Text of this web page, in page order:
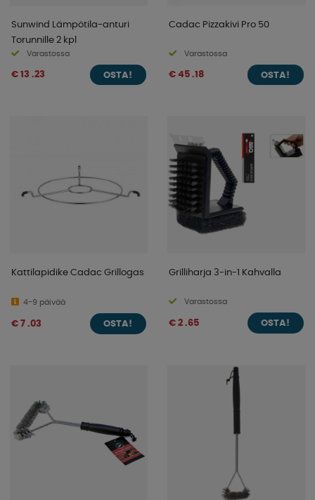
Sunwind Lämpötila-anturi
Torunnille 2 kpl
Varastossa
€ 13 .23 OSTA!
Cadac Pizzakivi Pro 50
Varastossa
€ 45 .18 OSTA!
Kattilapidike Cadac Grillogas
4-9 päivää
€ 7 .03 OSTA!
Grilliharja 3-in-1 Kahvalla
Varastossa
€ 2 .65 OSTA!